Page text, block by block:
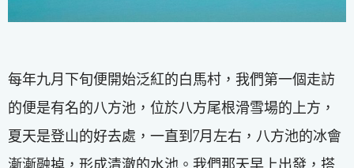
每年九月下旬便開始泛紅的白馬村，我們第一個走訪
的便是有名的八方池，位於八方尾根滑雪場的上方，
夏天是登山的好去處，一直到7月左右，八方池的冰會
漸漸融掉，形成清澈的水池。我們那天早上出發，搭